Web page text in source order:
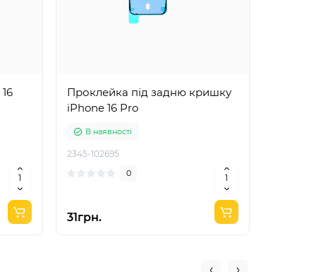
Проклейка під задню кришку
iPhone 16 Pro
В наявності
2345-102695
0
31грн.